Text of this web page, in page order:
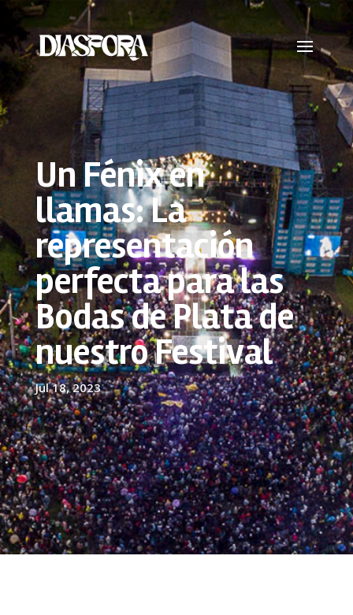
Un Fénix en
llamas: La
representación
perfecta para las
Bodas de Plata de
nuestro Festival
Jul 18, 2023